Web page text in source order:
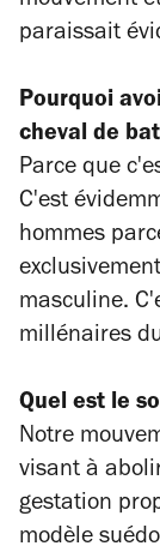
paraissait
Pourquoi
cheval de
Parce que
C'est
hommes
masculine.
millénaires
Quel est le
Notre
visant à
gestation
modèle